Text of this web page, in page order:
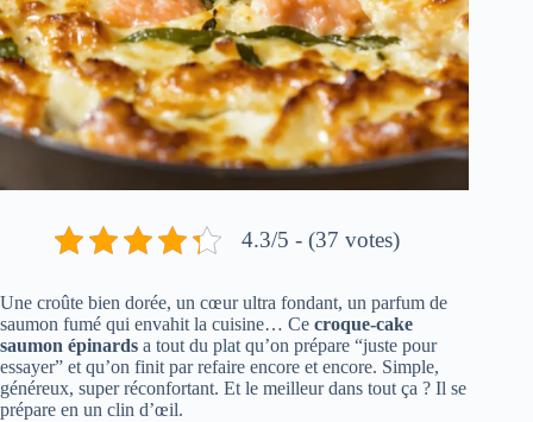
4.3/5 - (37 votes)
Une croûte bien dorée, un cœur ultra fondant, un parfum de
saumon fumé qui envahit la cuisine… Ce croque-cake
saumon épinards a tout du plat qu’on prépare “juste pour
essayer” et qu’on finit par refaire encore et encore. Simple,
généreux, super réconfortant. Et le meilleur dans tout ça ? Il se
prépare en un clin d’œil.